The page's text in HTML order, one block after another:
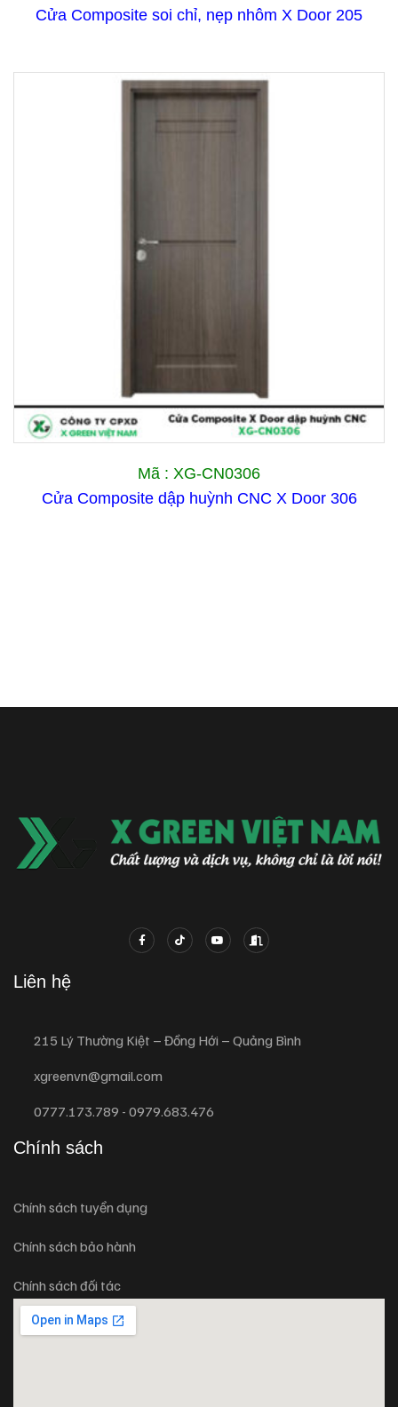
Cửa Composite soi chỉ, nẹp nhôm X Door 205
Mã : XG-CN0306
Cửa Composite dập huỳnh CNC X Door 306
Liên hệ
215 Lý Thường Kiệt – Đồng Hới – Quảng Bình
xgreenvn@gmail.com
0777.173.789 - 0979.683.476
Chính sách
Chính sách tuyển dụng
Chính sách bảo hành
Chính sách đối tác